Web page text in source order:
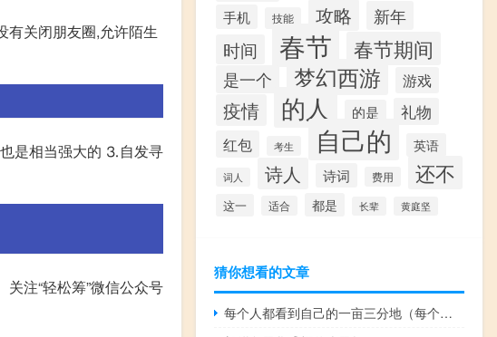
有关闭朋友圈,允许陌生
是相当强大的 ⒊自发寻
注“轻松筹”微信公众号
手机 技能 攻略 新年
时间 春节 春节期间
是一个 梦幻西游 游戏
疫情 的人 的是
礼物
红包
考生 自己的 英语
词人 诗人 诗词 费用 还不
这一 适合 都是 长辈 黄庭坚
猜你想看的文章
每个人都看到自己的一亩三分地（每个人都看到了希望）